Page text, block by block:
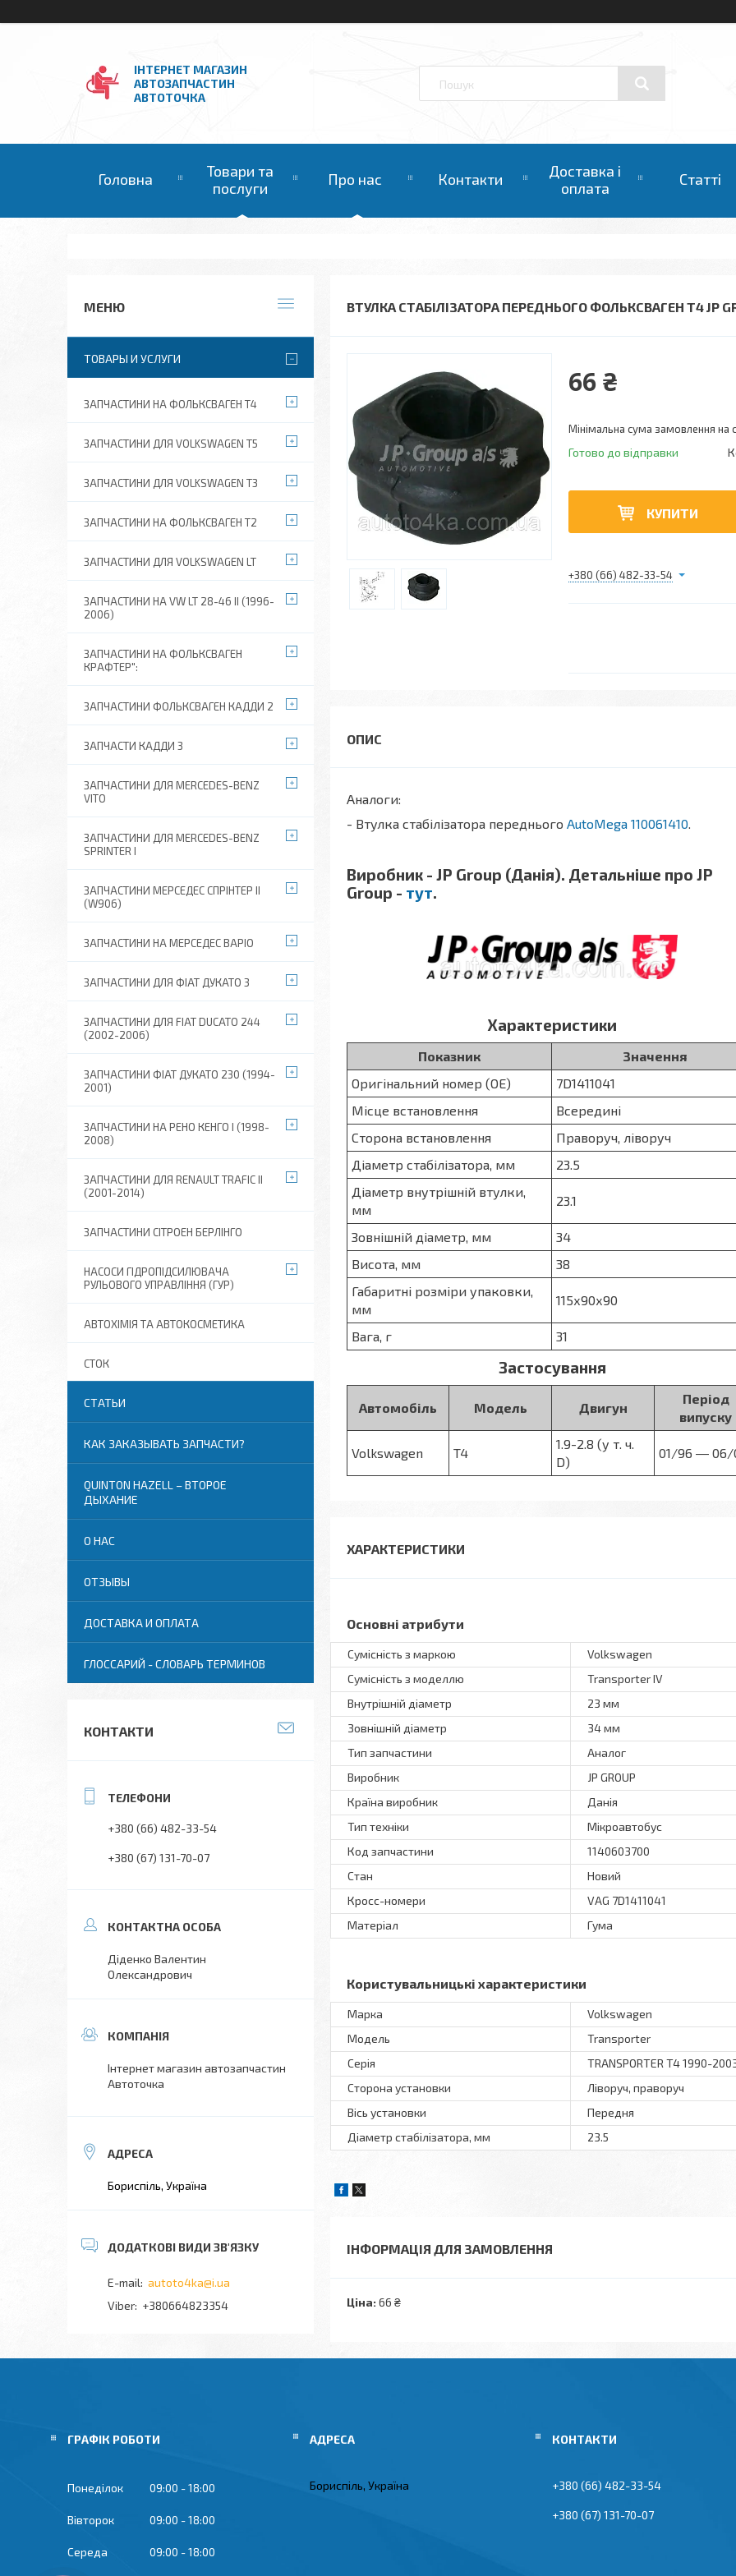
ІНТЕРНЕТ МАГАЗИН
АВТОЗАПЧАСТИН
АВТОТОЧКА
Головна
Товари та
послуги
Про нас Контакти
Доставка і
оплата
Статті
ВТУЛКА СТАБІЛІЗАТОРА ПЕРЕДНЬОГО ФОЛЬКСВАГЕН Т4 JP
66 ₴
Мінімальна сума замовлення на
Готово до відправки
КУПИТИ
+380 (66) 482-33-54
Аналоги:
- Втулка стабілізатора переднього AutoMega 110061410.
Виробник - JP Group (Данія). Детальніше про JP
Group - тут.
Характеристики
Показник
Значення
Оригінальний номер (OE)
7D1411041
Місце встановлення
Всередині
Сторона встановлення
Праворуч, ліворуч
Діаметр стабілізатора, мм
23.5
Діаметр внутрішній втулки,
мм
23.1
Зовнішній діаметр, мм
34
Висота, мм
38
Габаритні розміри упаковки,
мм
115х90х90
Вага, г 31
Застосування
Автомобіль Модель Двигун
Період
випуску
Volkswagen T4
1.9-2.8 (у т. ч.
D)
01/96 ― 06/
ХАРАКТЕРИСТИКИ
Основні атрибути
Сумісність з маркою
Volkswagen
Сумісність з моделлю
Transporter IV
Внутрішній діаметр
23 мм
Зовнішній діаметр
34 мм
Тип запчастини
Аналог
Виробник
JP GROUP
Країна виробник
Данія
Тип техніки
Мікроавтобус
Код запчастини
1140603700
Стан
Новий
Кросс-номери
VAG 7D1411041
Матеріал
Гума
Користувальницькі характеристики
Марка
Volkswagen
Модель
Transporter
Серія
TRANSPORTER T4 1990-
Сторона установки
Ліворуч, праворуч
Вісь установки
Передня
Діаметр стабілізатора, мм
23.5
ІНФОРМАЦІЯ ДЛЯ ЗАМОВЛЕННЯ
Ціна: 66 ₴
ТОВАРЫ И УСЛУГИ
ЗАПЧАСТИНИ НА ФОЛЬКСВАГЕН Т4
ЗАПЧАСТИНИ ДЛЯ VOLKSWAGEN T5
ЗАПЧАСТИНИ ДЛЯ VOLKSWAGEN T3
ЗАПЧАСТИНИ НА ФОЛЬКСВАГЕН Т2
ЗАПЧАСТИНИ ДЛЯ VOLKSWAGEN LT
ЗАПЧАСТИНИ НА VW LT 28-46 II (1996-
2006)
ЗАПЧАСТИНИ НА ФОЛЬКСВАГЕН
КРАФТЕР":
ЗАПЧАСТИНИ ФОЛЬКСВАГЕН КАДДИ 2
ЗАПЧАСТИ КАДДИ 3
ЗАПЧАСТИНИ ДЛЯ MERCEDES-BENZ
VITO
ЗАПЧАСТИНИ ДЛЯ MERCEDES-BENZ
SPRINTER I
ЗАПЧАСТИНИ МЕРСЕДЕС СПРІНТЕР II
(W906)
ЗАПЧАСТИНИ НА МЕРСЕДЕС ВАРІО
ЗАПЧАСТИНИ ДЛЯ ФІАТ ДУКАТО 3
ЗАПЧАСТИНИ ДЛЯ FIAT DUCATO 244
(2002-2006)
ЗАПЧАСТИНИ ФІАТ ДУКАТО 230 (1994-
2001)
ЗАПЧАСТИНИ НА РЕНО КЕНГО I (1998-
2008)
ЗАПЧАСТИНИ ДЛЯ RENAULT TRAFIC II
(2001-2014)
ЗАПЧАСТИНИ СІТРОЕН БЕРЛІНГО
НАСОСИ ГІДРОПІДСИЛЮВАЧА
РУЛЬОВОГО УПРАВЛІННЯ (ГУР)
АВТОХІМІЯ ТА АВТОКОСМЕТИКА
СТОК
СТАТЬИ
КАК ЗАКАЗЫВАТЬ ЗАПЧАСТИ?
QUINTON HAZELL – ВТОРОЕ
ДЫХАНИЕ
О НАС
ОТЗЫВЫ
ДОСТАВКА И ОПЛАТА
ГЛОССАРИЙ - СЛОВАРЬ ТЕРМИНОВ
КОНТАКТИ
+380 (66) 482-33-54
+380 (67) 131-70-07
Діденко Валентин
Олександрович
Інтернет магазин автозапчастин
Автоточка
Бориспіль, Україна
autoto4ka@i.ua
+380664823354
ГРАФІК РОБОТИ
Понеділок 09:00 18:00
Вівторок 09:00 18:00
Середа 09:00 18:00
Бориспіль, Україна +380 (66) 482-33-54
+380 (67) 131-70-07